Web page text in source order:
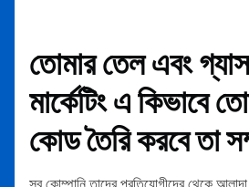
তোমার তেল এবং
মার্কেটিং এ কিভাবে
কোড তৈরি করবে তা